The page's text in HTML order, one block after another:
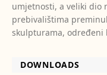
umjetnosti, a veliki dio
prebivalištima
skulpturama,
DOWNLOADS